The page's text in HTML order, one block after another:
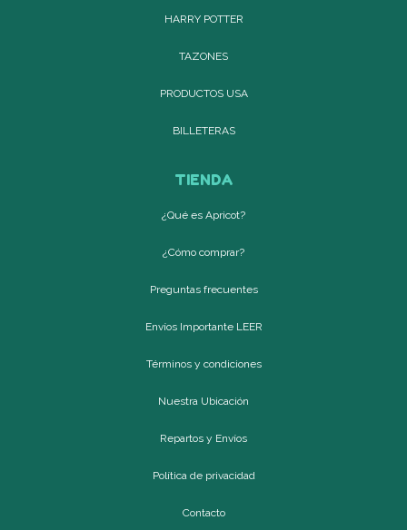
HARRY POTTER
TAZONES
PRODUCTOS USA
BILLETERAS
TIENDA
¿Qué es Apricot?
¿Cómo comprar?
Preguntas frecuentes
Envíos Importante LEER
Términos y condiciones
Nuestra Ubicación
Repartos y Envíos
Política de privacidad
Contacto